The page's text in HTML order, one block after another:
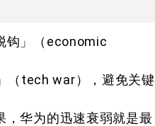
钩」（economic
（tech war），避免关键
，华为的迅速衰弱就是最